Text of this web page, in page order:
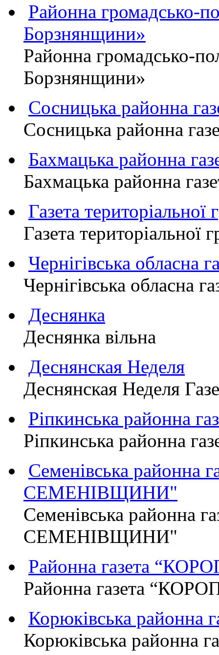
Районна громадсько-
Борзнянщини»
Районна громадсько-
Борзнянщини»
Сосницька районна
Сосницька районна
Бахмацька районна
Бахмацька районна
Газета
Газета
Чернігівська обласна
Чернігівська обласна
Деснянка
Деснянка вільна
Деснянская Неделя
Деснянская Неделя
Ріпкинська районна
Ріпкинська районна
Семенівська районна
СЕМЕНІВЩИНИ"
Семенівська районна
СЕМЕНІВЩИНИ"
Районна газета
Районна газета
Корюківська районна
Корюківська районна